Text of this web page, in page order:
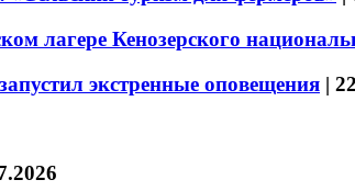
лагере Кенозерского
экстренные оповещения |